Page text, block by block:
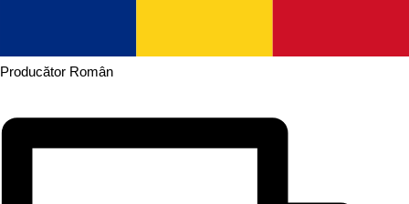
Producător Român